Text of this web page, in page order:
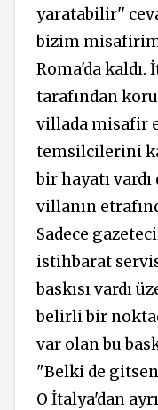
yaratabilir''
bizim
Roma'da
tarafından
villada misafir
temsilcilerini
bir hayatı
villanın
Sadece
istihbarat
baskısı vardı
belirli bir
var olan bu
"Belki de
O İtalya'dan